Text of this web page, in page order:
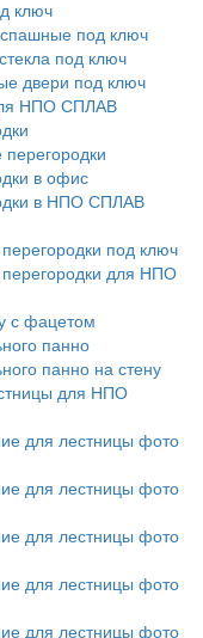
ключ
под ключ
под ключ
двери под ключ
НПО СПЛАВ
в офис
в НПО СПЛАВ
под ключ
для НПО
с фацетом
панно
панно на стену
для НПО
для лестницы фото
для лестницы фото
для лестницы фото
для лестницы фото
для лестницы фото